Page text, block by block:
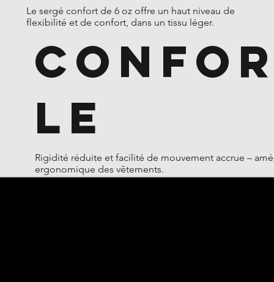
Le sergé confort de 6 oz offre un haut niveau de
flexibilité et de confort, dans un tissu léger.
LE
Rigidité réduite et facilité de mouvement accrue –
ergonomique des vêtements.